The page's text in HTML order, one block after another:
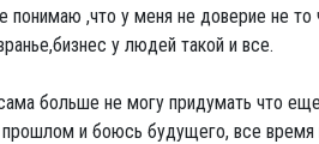
,что у меня не доверие не то
у людей такой и все.
больше не могу придумать что
и боюсь будущего, все